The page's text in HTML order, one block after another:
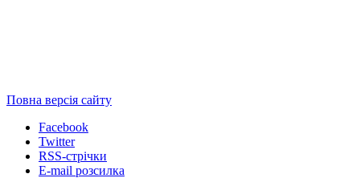
Повна версія сайту
Facebook
Twitter
RSS-стрічки
E-mail розсилка